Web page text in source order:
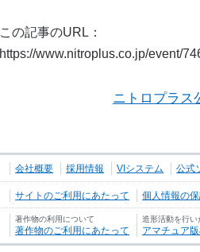
この記事のURL：
https://www.nitroplus.co.jp/event/
ニトロプラス
会社概要 採用情報 VIシステム 公式
サイトのご利用にあたって 個人情報の
著作物の利用について
著作物のご利用にあたって
造形活動を行い
アマチュア